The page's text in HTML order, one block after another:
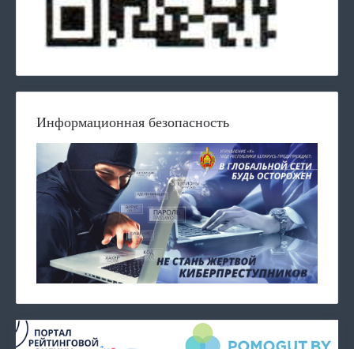
Информационная безопасность